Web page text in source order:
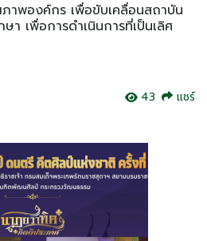
าพองค์กร เพื่อขับเคลื่อนสถาบัน
เพื่อการดำเนินการที่เป็นเลิศ
43
แชร์